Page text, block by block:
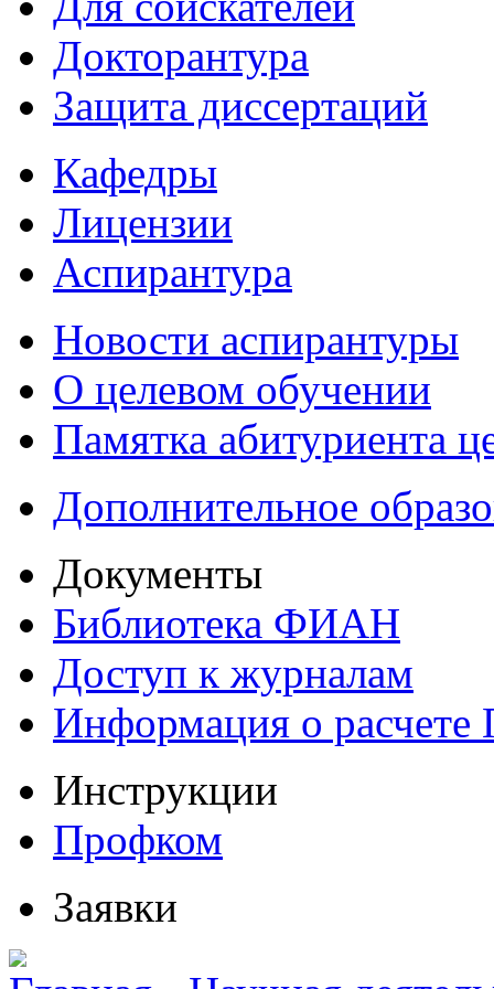
Докторантура
Защита диссертаций
Кафедры
Лицензии
Аспирантура
Новости аспирантуры
О целевом обучении
Памятка абитуриента
Дополнительное
Документы
Библиотека ФИАН
Доступ к журналам
Информация о
Инструкции
Профком
Заявки